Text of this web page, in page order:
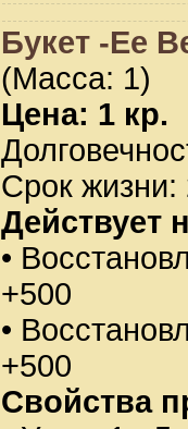
Букет -Ее
(Масса: 1)
Цена: 1 кр.
Срок жизни:
Действует
•
+500
•
+500
Свойства